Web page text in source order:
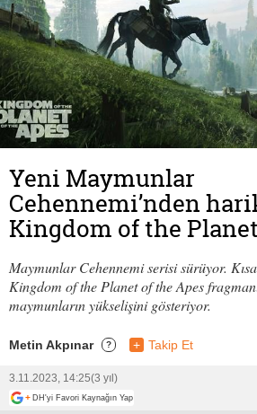
Yeni Maymunlar
Cehennemi’nden
Kingdom of the
Maymunlar Cehennemi serisi sürüyor.
Kingdom of the Planet of the Apes fragmanı
maymunların yükselişini gösteriyor.
Metin Akpınar ? + Takip Et
3.11.2023, 14:25(3 yıl)
+ DH'yi Favori Kaynağın Yap